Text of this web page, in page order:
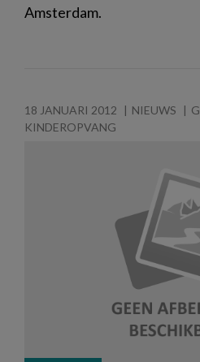
Amsterdam.
18 JANUARI 2012 NIEUWS
KINDEROPVANG